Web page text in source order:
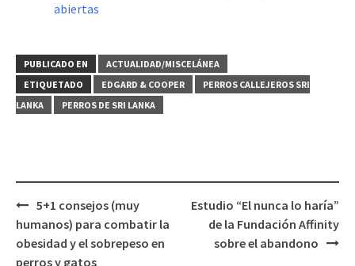
abiertas
PUBLICADO EN
ACTUALIDAD/MISCELÁNEA
ETIQUETADO
EDGARD & COOPER
PERROS CALLEJEROS SRI
LANKA
PERROS DE SRI LANKA
Navegación
de
entradas
5+1 consejos (muy
humanos) para combatir la
obesidad y el sobrepeso en
perros y gatos
Estudio “El nunca lo haría”
de la Fundación Affinity
sobre el abandono